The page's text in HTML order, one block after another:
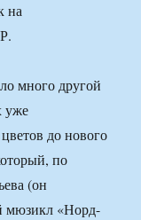
на
много другой
уже
до нового
по
(он
мюзикл «Норд-